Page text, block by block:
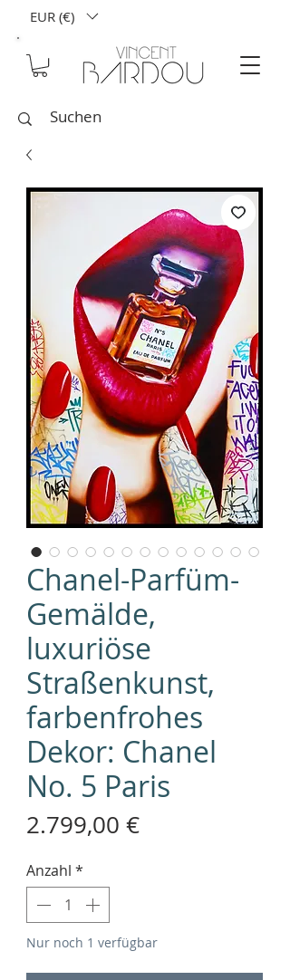
EUR (€)
Chanel-Parfüm-
Gemälde,
luxuriöse
Straßenkunst,
farbenfrohes
Dekor: Chanel
No. 5 Paris
2.799,00 €Preis
Anzahl *
Nur noch 1 verfügbar